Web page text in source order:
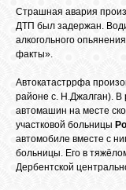
БИБЛИОТЕКА
Страшная авария
ДТП был задержан.
алкогольного
факты».
Автокатастррфа
районе с. Н.Джалган). В
автомашин на месте
участковой больницы
автомобиле вместе с
больницы. Его в
Дербентской